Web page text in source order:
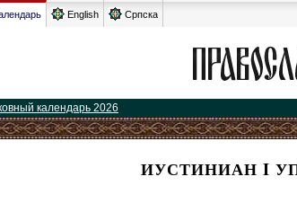
English Српска
календарь 2026
ИУСТИНИАН I